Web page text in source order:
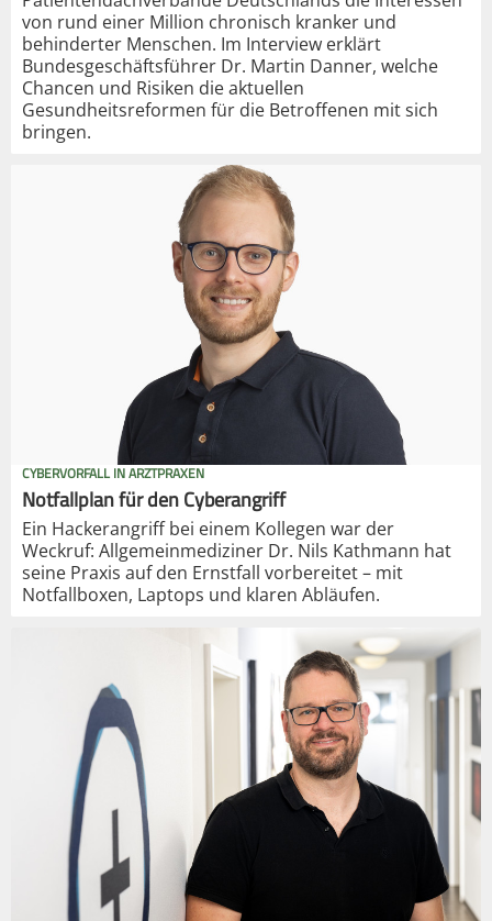
von rund einer Million chronisch kranker und
behinderter Menschen. Im Interview erklärt
Bundesgeschäftsführer Dr. Martin Danner, welche
Chancen und Risiken die aktuellen
Gesundheitsreformen für die Betroffenen mit sich
bringen.
CYBERVORFALL IN ARZTPRAXEN
Notfallplan für den Cyberangriff
Ein Hackerangriff bei einem Kollegen war der
Weckruf: Allgemeinmediziner Dr. Nils Kathmann hat
seine Praxis auf den Ernstfall vorbereitet – mit
Notfallboxen, Laptops und klaren Abläufen.